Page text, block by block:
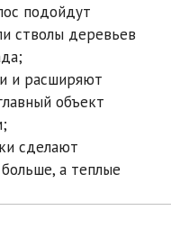
подойдут
стволы деревьев
и расширяют
объект
сделают
а теплые